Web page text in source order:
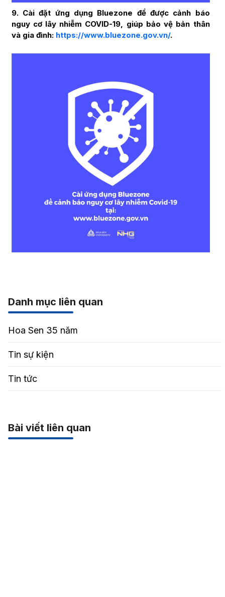
9. Cài đặt ứng dụng Bluezone để được cảnh báo
nguy cơ lây nhiễm COVID-19, giúp bảo vệ bản thân
và gia đình: https://www.bluezone.gov.vn/.
Danh mục liên quan
Hoa Sen 35 năm
Tin sự kiện
Tin tức
Bài viết liên quan